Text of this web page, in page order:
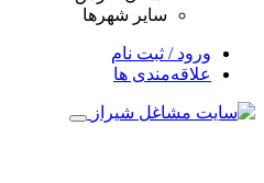
سایر شهرها
ورود / ثبت نام
علاقه‌مندی ها